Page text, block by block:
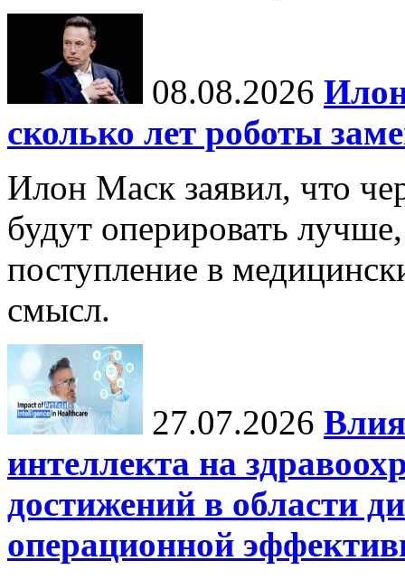
08.08.2026
сколько лет роботы
Илон Маск заявил, что
будут оперировать
поступление в
смысл.
27.07.2026
интеллекта на
достижений в области
операционной